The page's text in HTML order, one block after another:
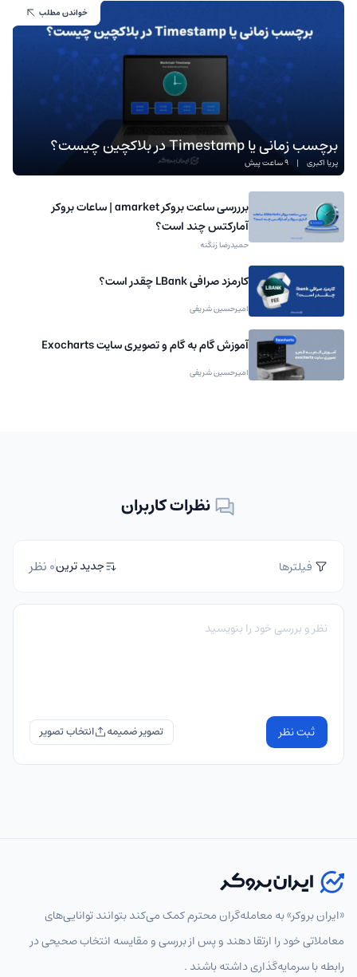
برچسب زمانی یا Timestamp در بلاکچین چیست؟
پریا اکبری | 9 ساعت پیش
خواندن مطلب
برررسی ساعت بروکر amarket | ساعات بروکر
آمارکتس چند است؟
حمیدرضا زنگنه
کارمزد صرافی LBank چقدر است؟
امیرحسین شریفی
آموزش گام به گام و تصویری سایت Exocharts
امیرحسین شریفی
نظرات کاربران
فیلترها جدید ترین0 نظر
ثبت نظر تصویر ضمیمه
«ایران بروکر» به معامله‌گران محترم کمک می‌کند بتوانند توانایی‌های
معاملاتی خود را ارتقا دهند و پس از بررسی و مقایسه انتخاب‌ صحیحی در
رابطه با سرمایه‌گذاری داشته باشند .